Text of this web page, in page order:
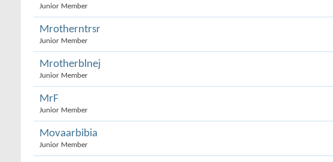
Junior Member
Mrotherntrsr
Junior Member
Mrotherblnej
Junior Member
MrF
Junior Member
Movaarbibia
Junior Member